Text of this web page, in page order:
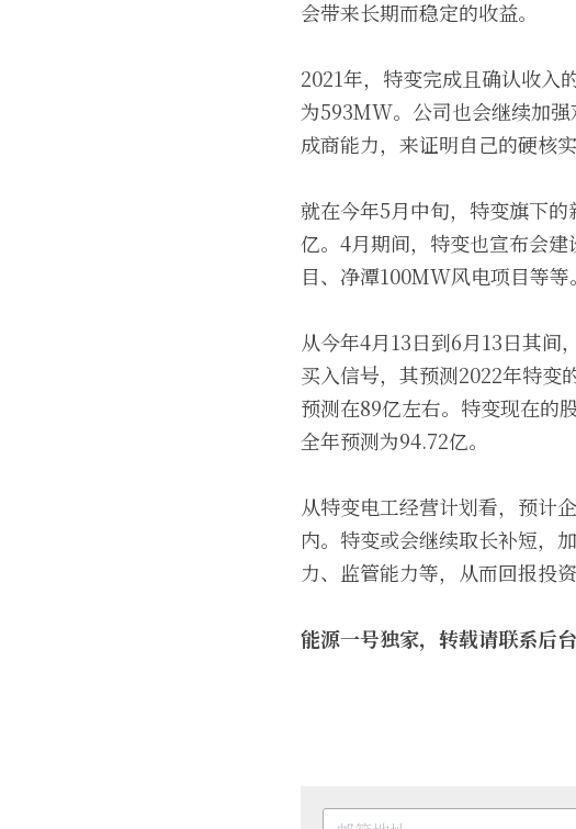
会带来长期而稳定的收益。
2021年，特变完成且确认收入
为593MW。公司也会继续加
成商能力，来证明自己的硬核实
就在今年5月中旬，特变旗下
亿。4月期间，特变也宣布会
目、净潭100MW风电项目等等。
从今年4月13日到6月13日其间
买入信号，其预测2022年特变
预测在89亿左右。特变现在的
全年预测为94.72亿。
从特变电工经营计划看，预计
内。特变或会继续取长补短，
力、监管能力等，从而回报投
能源一号独家，转载请联系后